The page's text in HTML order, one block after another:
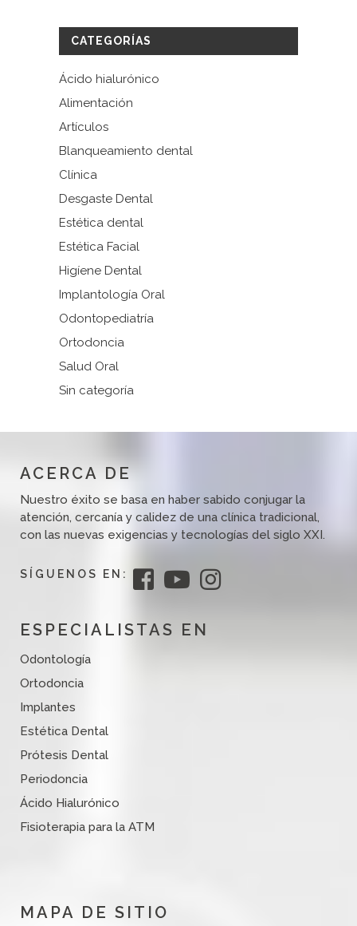
CATEGORÍAS
Ácido hialurónico
Alimentación
Artículos
Blanqueamiento dental
Clínica
Desgaste Dental
Estética dental
Estética Facial
Higíene Dental
Implantología Oral
Odontopediatría
Ortodoncia
Salud Oral
Sin categoría
ACERCA DE
Nuestro éxito se basa en haber sabido conjugar la
atención, cercanía y calidez de una clínica tradicional,
con las nuevas exigencias y tecnologías del siglo XXI.
SÍGUENOS EN:
ESPECIALISTAS EN
Odontología
Ortodoncia
Implantes
Estética Dental
Prótesis Dental
Periodoncia
Ácido Hialurónico
Fisioterapia para la ATM
MAPA DE SITIO